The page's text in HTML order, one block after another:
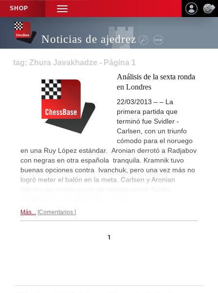
SHOP
TOGGLE
NAVIGATION
Noticias de ajedrez
tag: Zhura Javakhadze - Página 1
Análisis de la sexta ronda
en Londres
22/03/2013 – – La
primera partida que
terminó fue Svidler -
Carlsen, con un triunfo
cómodo para el noruego
en una Ruy López estándar. Aronian derrotó a Radjabov
con negras en otra española tranquila. Kramnik tuvo
buenas opciones contra Ivanchuk, pero una vez más no
logró meter el balón en la meta. Carlsen y Aronian
Más... Comentarios
1